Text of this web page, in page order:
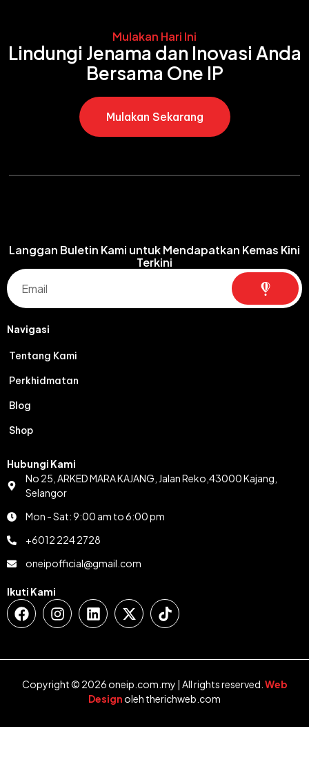
Mulakan Hari Ini
Lindungi Jenama dan Inovasi Anda
Bersama One IP
Mulakan Sekarang
Langgan Buletin Kami untuk Mendapatkan Kemas Kini
Terkini
Navigasi
Tentang Kami
Perkhidmatan
Blog
Shop
Hubungi Kami
No 25, ARKED MARA KAJANG, Jalan Reko,43000 Kajang,
Selangor
Mon - Sat: 9:00 am to 6:00 pm
+6012 224 2728
oneipofficial@gmail.com
Ikuti Kami
Copyright © 2026 oneip.com.my | All rights reserved. Web
Designoleh therichweb.com